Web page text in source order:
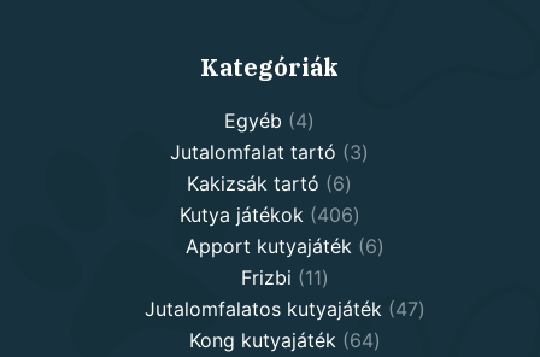
Kategóriák
Egyéb 44
products
Jutalomfalat tartó 33
Kakizsák tartó 66
products
Kutya játékok 406406
products
Apport kutyajáték 66
Frizbi 1111
products
Jutalomfalatos kutyajáték 4747
Kong kutyajáték 6464